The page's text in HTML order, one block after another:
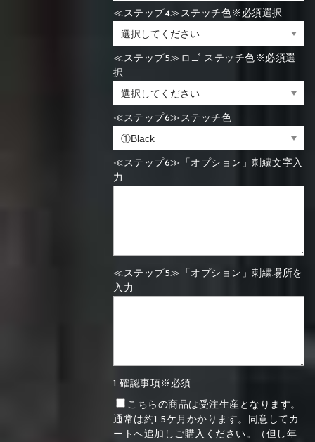
≪ステップ4≫ステッチ色※必須選択
≪ステップ5≫ロゴ ステッチ色※必須選
択
≪ステップ6≫ステッチ色
≪ステップ6≫「オプション」刺繍文字入
力
≪ステップ5≫「オプション」刺繍場所を
入力
1.確認事項※必須
こちらの商品は受注生産となります。
通常は約1.5ケ月かかります。同意してカ
ートへ追加しご購入ください。（但し年